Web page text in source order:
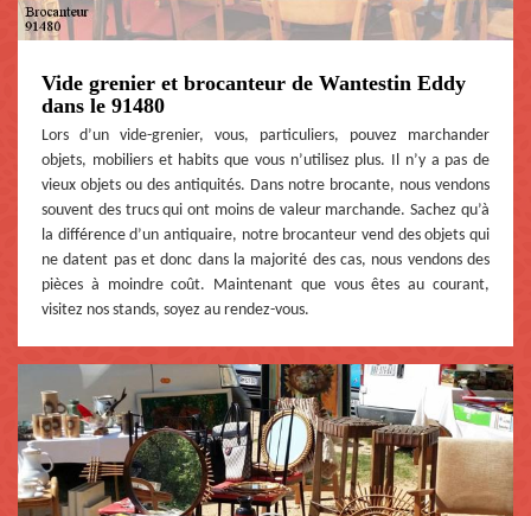
Vide grenier et brocanteur de Wantestin Eddy
dans le 91480
Lors d’un vide-grenier, vous, particuliers, pouvez marchander
objets, mobiliers et habits que vous n’utilisez plus. Il n’y a pas de
vieux objets ou des antiquités. Dans notre brocante, nous vendons
souvent des trucs qui ont moins de valeur marchande. Sachez qu’à
la différence d’un antiquaire, notre brocanteur vend des objets qui
ne datent pas et donc dans la majorité des cas, nous vendons des
pièces à moindre coût. Maintenant que vous êtes au courant,
visitez nos stands, soyez au rendez-vous.